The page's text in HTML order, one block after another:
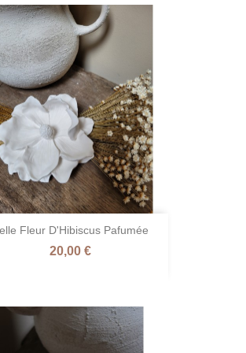
Fleur D'Hibiscus Pafumée
Prix
20,00 €